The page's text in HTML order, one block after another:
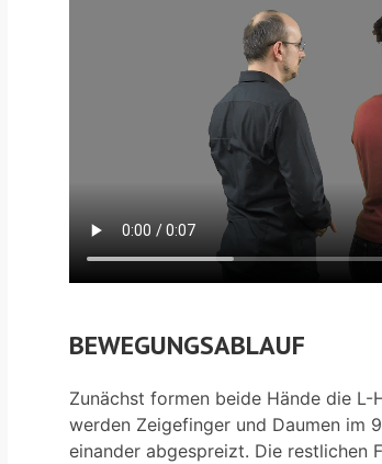
BEWEGUNGSABLAUF
Zunächst formen beide Hände die L-
werden Zeigefinger und Daumen im
einander abgespreizt. Die restlichen